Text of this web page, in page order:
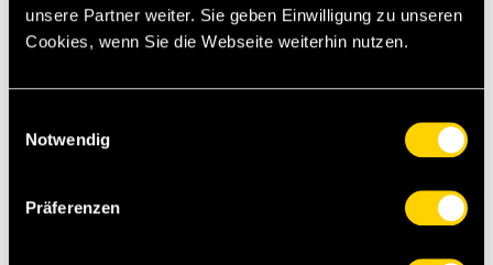
unsere Partner weiter. Sie geben Einwilligung zu unseren
Cookies, wenn Sie die Webseite weiterhin nutzen.
Notwendig
Präferenzen
Folgende Teams kamen zum Einsatz:
Descloux - Chapuisat, Lunde. - Einwechselspieler:
Wyler: Würgler, Worni, Bratschi, Del Piano, C.